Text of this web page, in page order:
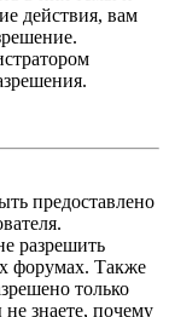
действия, вам
предоставлено
разрешить
форумах. Также
только
знаете, почему